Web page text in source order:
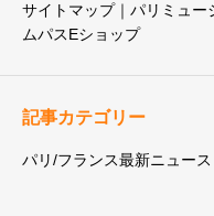
サイトマップ｜パリミュー
ムパスEショップ
記事カテゴリー
パリ/フランス最新ニュース